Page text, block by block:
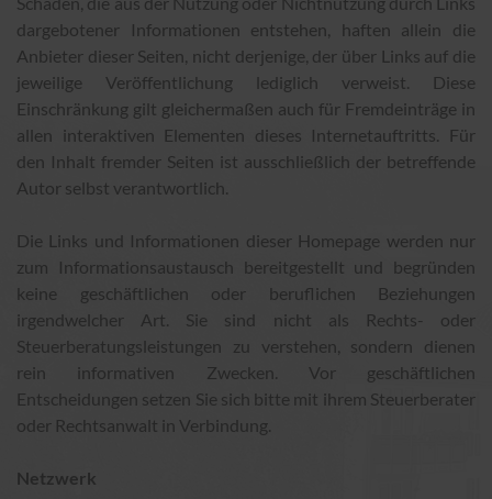
dargebotener Informationen entstehen, haften allein die
Anbieter dieser Seiten, nicht derjenige, der über Links auf die
jeweilige Veröffentlichung lediglich verweist. Diese
Einschränkung gilt gleichermaßen auch für Fremdeinträge in
allen interaktiven Elementen dieses Internetauftritts. Für
den Inhalt fremder Seiten ist ausschließlich der betreffende
Autor selbst verantwortlich.
Die Links und Informationen dieser Homepage werden nur
zum Informationsaustausch bereitgestellt und begründen
keine geschäftlichen oder beruflichen Beziehungen
irgendwelcher Art. Sie sind nicht als Rechts- oder
Steuerberatungsleistungen zu verstehen, sondern dienen
rein informativen Zwecken. Vor geschäftlichen
Entscheidungen setzen Sie sich bitte mit ihrem Steuerberater
oder Rechtsanwalt in Verbindung.
Netzwerk